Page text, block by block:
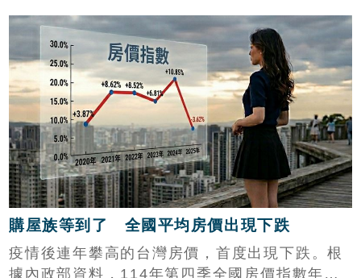
購屋族等到了 全國平均房價出現下跌
疫情後連年攀高的台灣房價，首度出現下跌。根
據內政部資料，114年第四季全國房價指數年減